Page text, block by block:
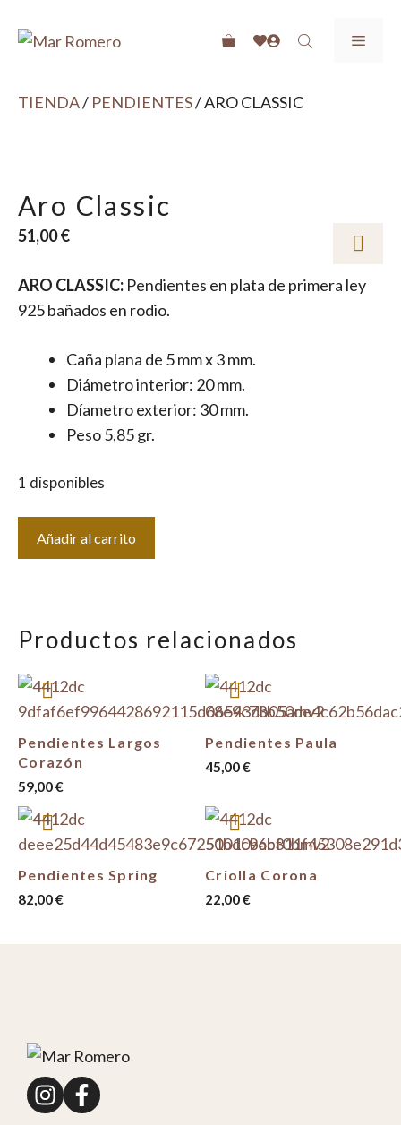
PRIMERA COMPRA
RECOGIDA GRATIS EN TIENDA
TIENDA/ PENDIENTES/ ARO CLASSIC
Aro Classic
51,00€
ARO CLASSIC: Pendientes en plata de primera ley
925 bañados en rodio.
Caña plana de 5 mm x 3 mm.
Diámetro interior: 20 mm.
Díametro exterior: 30 mm.
Peso 5,85 gr.
1 disponibles
Añadir al carrito
Productos relacionados
Pendientes Largos
Corazón
59,00€
Pendientes Paula
45,00€
Pendientes Spring
82,00€
Criolla Corona
22,00€